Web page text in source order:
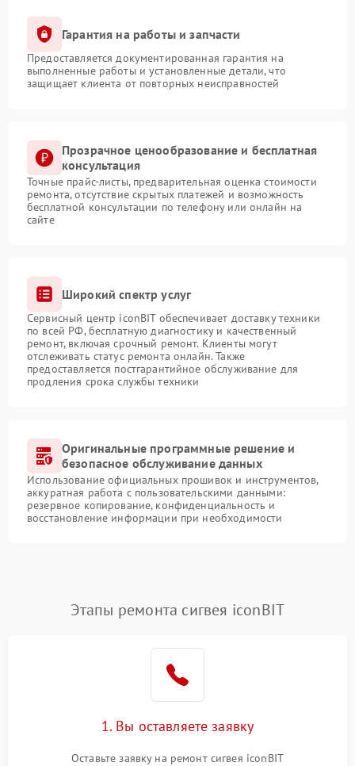
Гарантия на работы и запчасти
Предоставляется документированная гарантия на
выполненные работы и установленные детали, что
защищает клиента от повторных неисправностей
Прозрачное ценообразование и бесплатная
консультация
Точные прайс-листы, предварительная оценка стоимости
ремонта, отсутствие скрытых платежей и возможность
бесплатной консультации по телефону или онлайн на
сайте
Широкий спектр услуг
Сервисный центр iconBIT обеспечивает доставку техники
по всей РФ, бесплатную диагностику и качественный
ремонт, включая срочный ремонт. Клиенты могут
отслеживать статус ремонта онлайн. Также
предоставляется постгарантийное обслуживание для
продления срока службы техники
Оригинальные программные решение и
безопасное обслуживание данных
Использование официальных прошивок и инструментов,
аккуратная работа с пользовательскими данными:
резервное копирование, конфиденциальность и
восстановление информации при необходимости
Этапы ремонта сигвея iconBIT
1. Вы оставляете заявку
Оставьте заявку на ремонт сигвея iconBIT